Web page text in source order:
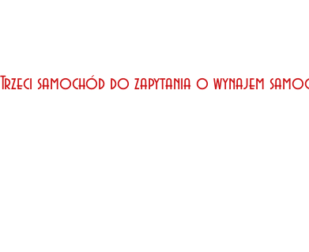
Trzeci samochód do zapytania o wynajem